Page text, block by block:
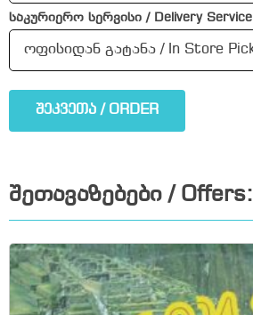
საკურიერო სერვისი / Delivery Service
შეკვეთა / ORDER
შეთავაზებები / Offers: